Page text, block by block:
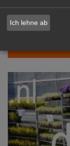
Ich lehne ab